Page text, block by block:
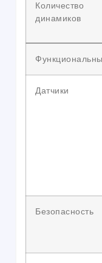
Количество
динамиков
Датчики
Безопасность